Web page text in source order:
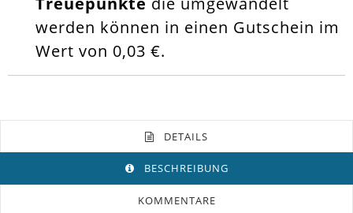
werden können in einen Gutschein im
Wert von 0,03 €.
DETAILS
BESCHREIBUNG
KOMMENTARE